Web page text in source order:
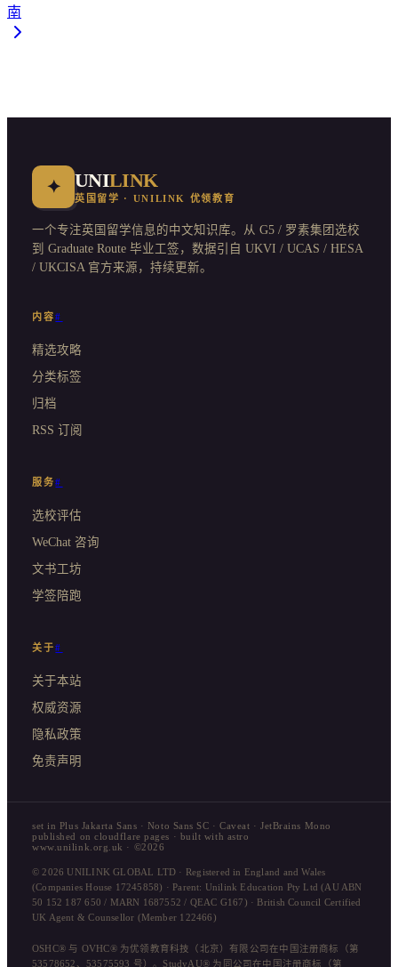
南
✦ UNILINK
英国留学 · UNILINK 优领教育
一个专注英国留学信息的中文知识库。从 G5 / 罗素集团选校
到 Graduate Route 毕业工签，数据引自 UKVI / UCAS / HESA
/ UKCISA 官方来源，持续更新。
内容#
精选攻略
分类标签
归档
RSS 订阅
服务#
选校评估
WeChat 咨询
文书工坊
学签陪跑
关于#
关于本站
权威资源
隐私政策
免责声明
set in Plus Jakarta Sans · Noto Sans SC · Caveat · JetBrains Mono
published on cloudflare pages · built with astro
www.unilink.org.uk · ©2026
© 2026 UNILINK GLOBAL LTD · Registered in England and Wales
(Companies House 17245858) · Parent: Unilink Education Pty Ltd (AU ABN
50 152 187 650 / MARN 1687552 / QEAC G167) · British Council Certified
UK Agent & Counsellor (Member 122466)
OSHC® 与 OVHC® 为优领教育科技（北京）有限公司在中国注册商标（第
53578652、53575593 号）。StudyAU® 为同公司在中国注册商标（第